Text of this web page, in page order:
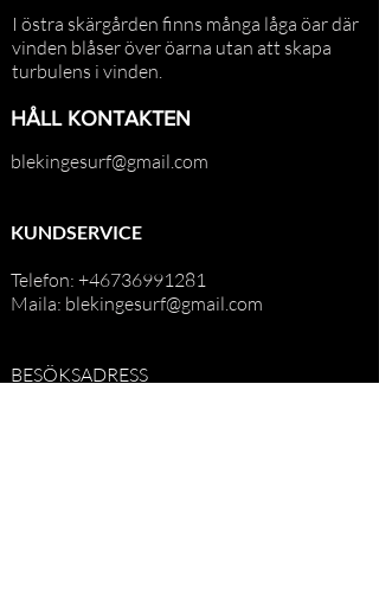
I östra skärgården finns många låga öar där
vinden blåser över öarna utan att skapa
turbulens i vinden.
HÅLL KONTAKTEN
blekingesurf@gmail.com
KUNDSERVICE
Telefon: +46736991281
Maila: blekingesurf@gmail.com
BESÖKSADRESS